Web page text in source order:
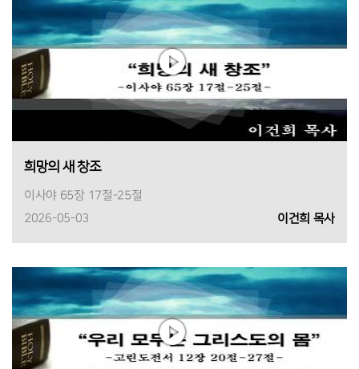
희망의 새 창조
이사야 65장 17절-25절
2026-05-03
이건희 목사